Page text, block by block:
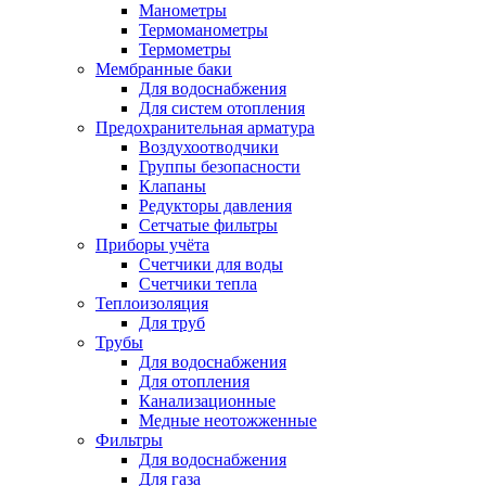
Манометры
Термоманометры
Термометры
Мембранные баки
Для водоснабжения
Для систем отопления
Предохранительная арматура
Воздухоотводчики
Группы безопасности
Клапаны
Редукторы давления
Сетчатые фильтры
Приборы учёта
Счетчики для воды
Счетчики тепла
Теплоизоляция
Для труб
Трубы
Для водоснабжения
Для отопления
Канализационные
Медные неотожженные
Фильтры
Для водоснабжения
Для газа